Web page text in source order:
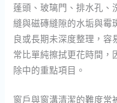
蓬頭、玻璃門、排水孔、
縫與磁磚縫隙的水垢與霉
良或長期未深度整理，容
常比單純擦拭更花時間，
除中的重點項目。
窗戶與窗溝清潔的難度常